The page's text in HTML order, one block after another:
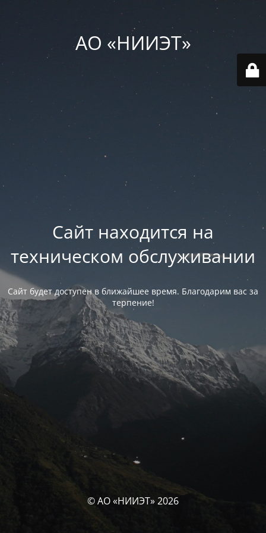
АО «НИИЭТ»
Сайт находится на
техническом обслуживании
Сайт будет доступен в ближайшее время. Благодарим вас за
терпение!
© АО «НИИЭТ» 2026